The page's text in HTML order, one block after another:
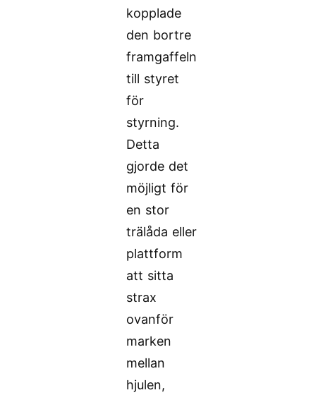
kopplade
den bortre
framgaffeln
till styret
för
styrning.
Detta
gjorde det
möjligt för
en stor
trälåda eller
plattform
att sitta
strax
ovanför
marken
mellan
hjulen,